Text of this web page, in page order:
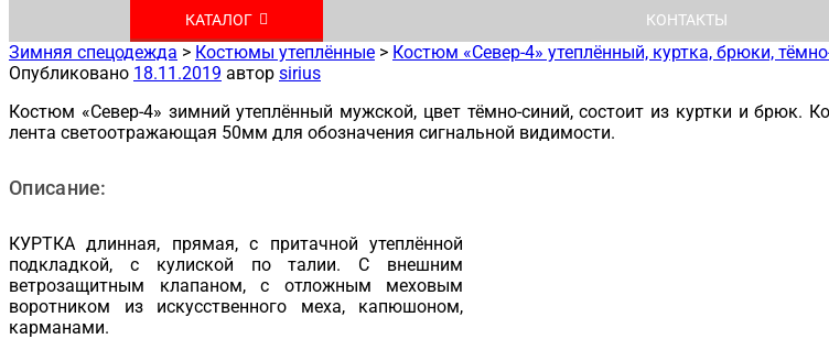
КАТАЛОГ КОНТАКТЫ
Зимняя спецодежда > Костюмы утеплённые > Костюм «Север-4» утеплённый, куртка, брюки,
Опубликовано 18.11.2019 автор sirius
Костюм «Север-4» зимний утеплённый мужской, цвет тёмно-синий, состоит из куртки и брюк.
лента светоотражающая 50мм для обозначения сигнальной видимости.
Описание:
КУРТКА длинная, прямая, с притачной утеплённой
подкладкой, с кулиской по талии. С внешним
ветрозащитным клапаном, с отложным меховым
воротником из искусственного меха, капюшоном,
карманами.